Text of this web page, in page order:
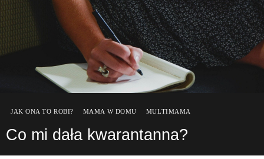
JAK ONA TO ROBI? MAMA W DOMU MULTIMAMA
Co mi dała kwarantanna?